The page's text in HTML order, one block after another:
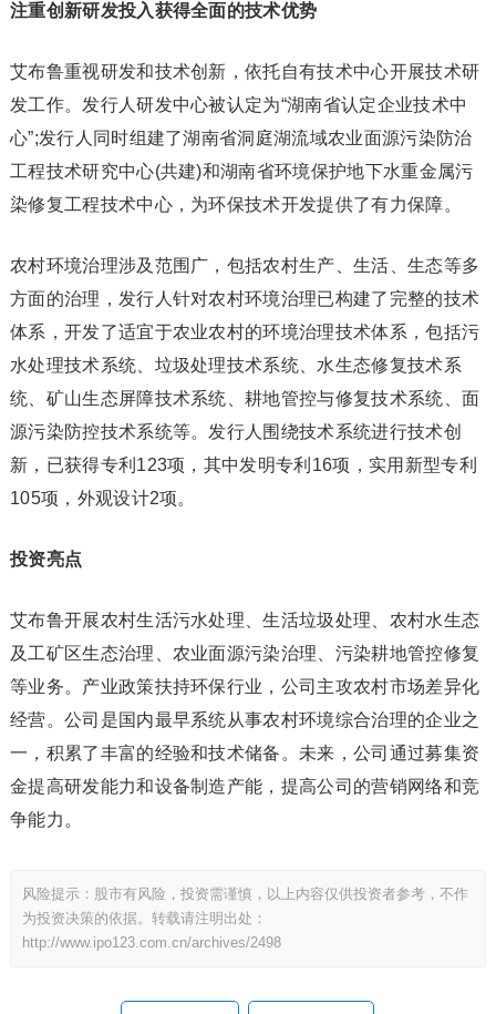
注重创新研发投入获得全面的技术优势
艾布鲁重视研发和技术创新，依托自有技术中心开展技术研
发工作。发行人研发中心被认定为“湖南省认定企业技术中
心”;发行人同时组建了湖南省洞庭湖流域农业面源污染防治
工程技术研究中心(共建)和湖南省环境保护地下水重金属污
染修复工程技术中心，为环保技术开发提供了有力保障。
农村环境治理涉及范围广，包括农村生产、生活、生态等多
方面的治理，发行人针对农村环境治理已构建了完整的技术
体系，开发了适宜于农业农村的环境治理技术体系，包括污
水处理技术系统、垃圾处理技术系统、水生态修复技术系
统、矿山生态屏障技术系统、耕地管控与修复技术系统、面
源污染防控技术系统等。发行人围绕技术系统进行技术创
新，已获得专利123项，其中发明专利16项，实用新型专利
105项，外观设计2项。
投资亮点
艾布鲁开展农村生活污水处理、生活垃圾处理、农村水生态
及工矿区生态治理、农业面源污染治理、污染耕地管控修复
等业务。产业政策扶持环保行业，公司主攻农村市场差异化
经营。公司是国内最早系统从事农村环境综合治理的企业之
一，积累了丰富的经验和技术储备。未来，公司通过募集资
金提高研发能力和设备制造产能，提高公司的营销网络和竞
争能力。
风险提示：股市有风险，投资需谨慎，以上内容仅供投资者参考，不作
为投资决策的依据。转载请注明出处：
http://www.ipo123.com.cn/archives/2498